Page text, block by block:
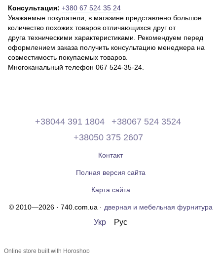
Консультация: +380 67 524 35 24
Уважаемые покупатели, в магазине представлено большое
количество похожих товаров отличающихся друг от
друга техническими характеристиками. Рекомендуем перед
оформлением заказа получить консультацию менеджера на
совместимость покупаемых товаров.
Многоканальный телефон 067 524-35-24.
+38044 391 1804
+38067 524 3524
+38050 375 2607
Контакт
Полная версия сайта
Карта сайта
© 2010—2026 · 740.com.ua · дверная и мебельная фурнитура
Укр Рус
Online store built with Horoshop